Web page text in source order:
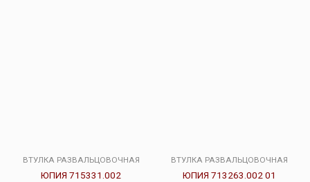
ВТУЛКА РАЗВАЛЬЦОВОЧНАЯ
ЮПИЯ 715331.002
ВТУЛКА РАЗВАЛЬЦОВОЧНАЯ
ЮПИЯ 713263.002 01